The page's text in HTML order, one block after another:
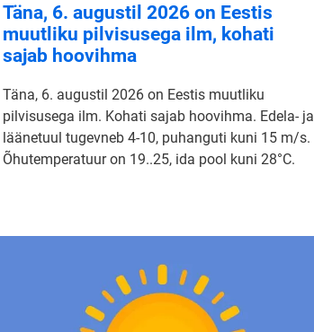
Täna, 6. augustil 2026 on Eestis
muutliku pilvisusega ilm, kohati
sajab hoovihma
Täna, 6. augustil 2026 on Eestis muutliku
pilvisusega ilm. Kohati sajab hoovihma. Edela- ja
läänetuul tugevneb 4-10, puhanguti kuni 15 m/s.
Õhutemperatuur on 19..25, ida pool kuni 28°C.